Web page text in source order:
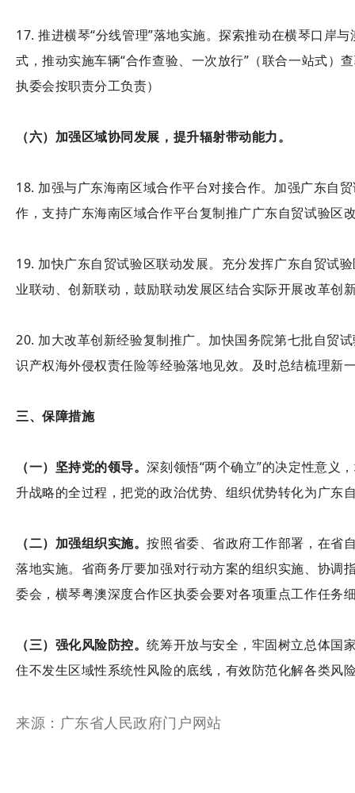
17. 推进横琴“分线管理”落地实施。探索推动在横琴口岸
式，推动实施车辆“合作查验、一次放行”（联合一站式）
执委会按职责分工负责）
（六）加强区域协同发展，提升辐射带动能力。
18. 加强与广东海南区域合作平台对接合作。加强广东自
作，支持广东海南区域合作平台复制推广广东自贸试验区
19. 加快广东自贸试验区联动发展。充分发挥广东自贸试
业联动、创新联动，鼓励联动发展区结合实际开展改革创
20. 加大改革创新经验复制推广。加快国务院第七批自贸
识产权海外侵权责任险等经验落地见效。及时总结梳理新
三、保障措施
（一）坚持党的领导。深刻领悟“两个确立”的决定性意义
升战略的全过程，把党的政治优势、组织优势转化为广东
（二）加强组织实施。按照省委、省政府工作部署，在省
落地实施。省商务厅要加强对行动方案的组织实施、协调
委会，横琴粤澳深度合作区执委会要对各项重点工作任务
（三）强化风险防控。统筹开放与安全，牢固树立总体国
住不发生区域性系统性风险的底线，有效防范化解各类风
来源：广东省人民政府门户网站